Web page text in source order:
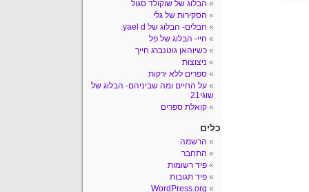
הבלוג של שוקולד סגול
הסקירות של גלי
חבלים- הבלוג של yael d.
חיי- הבלוג של פל
כשיוהאן גוטנברג חייך
ניצוצות
ספרים ללא ירקות
על החיים ומה שביניהם- הבלוג של
שוגי21
קואלת ספרים
כלים
הרשמה
התחבר
פיד רשומות
פיד תגובות
WordPress.org